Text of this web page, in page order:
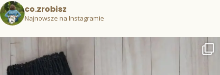
co.zrobisz
Najnowsze na Instagramie